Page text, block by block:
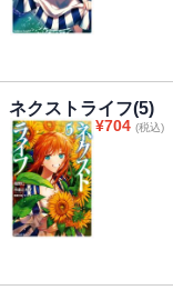
ネクストライフ(5)
¥704 (税込)